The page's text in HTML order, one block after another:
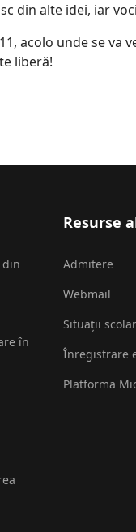
din alte idei, iar
acolo unde se va
liberă!
din
în
Resurse
Admitere
Webmail
Situații
Înregistrare
Platforma